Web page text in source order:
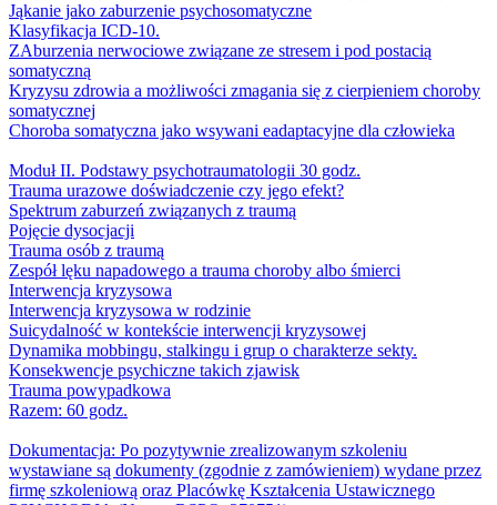
Jąkanie jako zaburzenie psychosomatyczne
Klasyfikacja ICD-10.
ZAburzenia nerwociowe związane ze stresem i pod postacią
somatyczną
Kryzysu zdrowia a możliwości zmagania się z cierpieniem choroby
somatycznej
Choroba somatyczna jako wsywani eadaptacyjne dla człowieka
Moduł II. Podstawy psychotraumatologii 30 godz.
Trauma urazowe doświadczenie czy jego efekt?
Spektrum zaburzeń związanych z traumą
Pojęcie dysocjacji
Trauma osób z traumą
Zespół lęku napadowego a trauma choroby albo śmierci
Interwencja kryzysowa
Interwencja kryzysowa w rodzinie
Suicydalność w kontekście interwencji kryzysowej
Dynamika mobbingu, stalkingu i grup o charakterze sekty.
Konsekwencje psychiczne takich zjawisk
Trauma powypadkowa
Razem: 60 godz.
Dokumentacja: Po pozytywnie zrealizowanym szkoleniu
wystawiane są dokumenty (zgodnie z zamówieniem) wydane przez
firmę szkoleniową oraz Placówkę Kształcenia Ustawicznego